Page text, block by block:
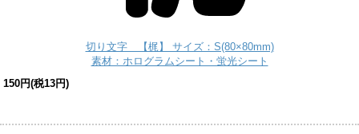
切り文字 【梶】 サイズ：S(80×80mm)
素材：ホログラムシート・蛍光シート
150円(税13円)